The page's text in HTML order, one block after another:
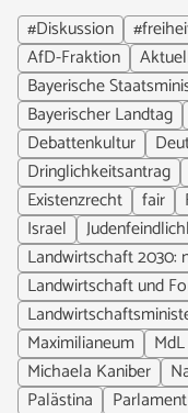
#Diskussion
AfD-Fraktion
Bayerische
Bayerischer Landtag
Debattenkultur
Dringlichkeitsantrag
Existenzrecht
fair
Israel
Landwirtschaft 2030:
Landwirtschaft und
Maximilianeum
MdL
Michaela Kaniber
Palästina
Parlament